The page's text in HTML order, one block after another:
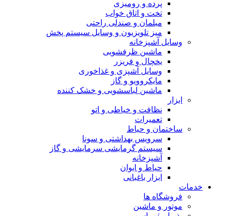
پرده و رومیزی
تخت و اتاق خواب
مبلمان و صندلی راحتی
میز تلویزیون و وسایل سیستم پخش
وسایل آشپزخانه
ماشین ظرفشویی
یخچال و فریزر
وسایل آشپزی و غذاخوری
مایکروویو و گاز
ماشین لباسشویی و خشک کننده
ابزار
نظافت و خیاطی و اتو
تعمیرات
ساختمان و حیاط
سرویس بهداشتی و سونا
سیستم گرمایشی سرمایشی و گاز
آشپزخانه
حیاط و ایوان
ابزار باغبانی
خدمات
فروشگاه ها
موتور و ماشین